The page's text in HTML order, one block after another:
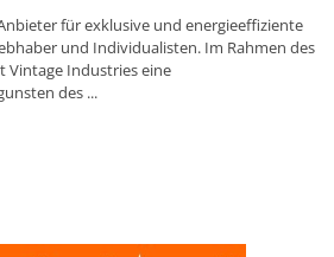
für exklusive und energieeffiziente
und Individualisten. Im Rahmen des
Vintage Industries eine
des ...